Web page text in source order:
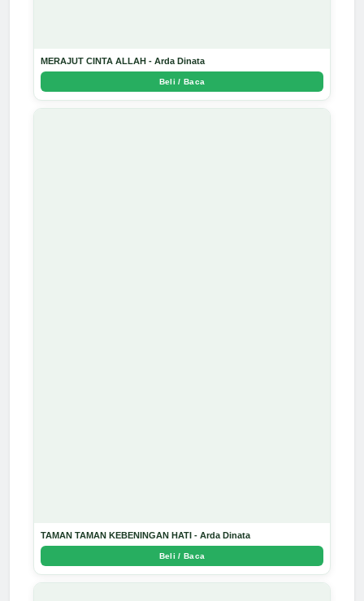
MERAJUT CINTA ALLAH - Arda Dinata
Beli / Baca
TAMAN TAMAN KEBENINGAN HATI - Arda Dinata
Beli / Baca